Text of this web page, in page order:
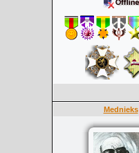
Mednieks